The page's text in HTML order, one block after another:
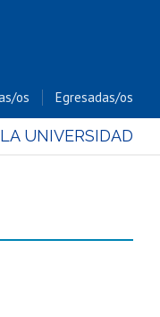
os Egresadas/os
LA UNIVERSIDAD